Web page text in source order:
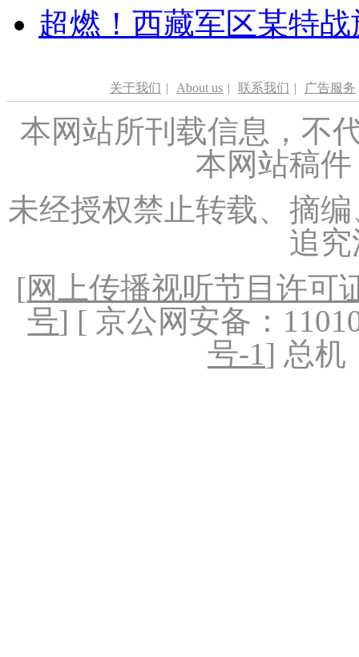
超燃！西藏军区某特
关于我们 | About us | 联系我们 | 广告服务
本网站所刊载信息，不
本网站稿
未经授权禁止转载、摘
追
[网上传播视听节目许可
号] [ 京公网安备：
号-1] 总机